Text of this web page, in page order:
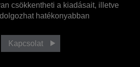
csökkentheti a kiadásait, illetve
hatékonyabban
Kapcsolat